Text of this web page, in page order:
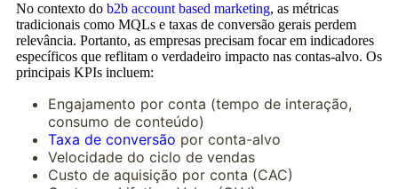
No contexto do b2b account based marketing, as métricas
tradicionais como MQLs e taxas de conversão gerais perdem
relevância. Portanto, as empresas precisam focar em indicadores
específicos que reflitam o verdadeiro impacto nas contas-alvo. Os
principais KPIs incluem:
Engajamento por conta (tempo de interação,
consumo de conteúdo)
Taxa de conversão por conta-alvo
Velocidade do ciclo de vendas
Custo de aquisição por conta (CAC)